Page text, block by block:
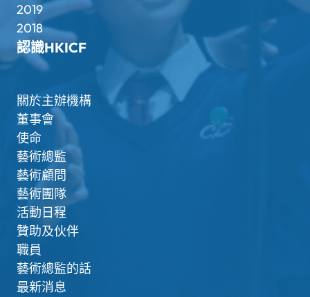
2019
2018
認識HKICF
關於主辦機構
董事會
使命
藝術總監
藝術顧問
藝術團隊
活動日程
贊助及伙伴
職員
藝術總監的話
最新消息